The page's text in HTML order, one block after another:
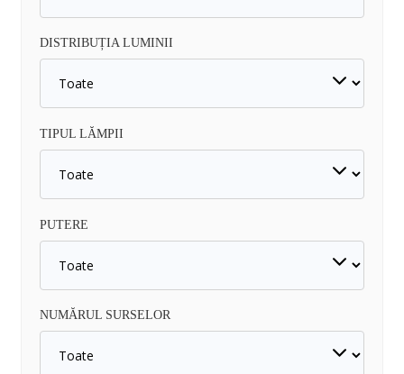
DISTRIBUȚIA LUMINII
TIPUL LĂMPII
PUTERE
NUMĂRUL SURSELOR